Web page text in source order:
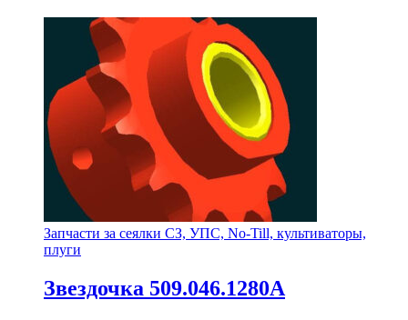
Запчасти за сеялки СЗ, УПС, No-Till, культиваторы,
плуги
Звездочка 509.046.1280А